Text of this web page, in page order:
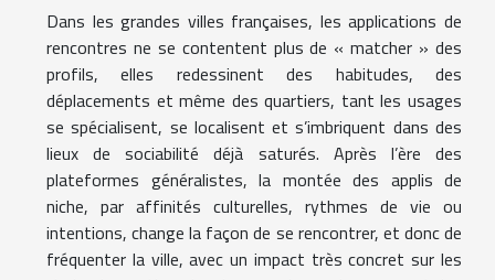
Dans les grandes villes françaises, les applications de
rencontres ne se contentent plus de « matcher » des
profils, elles redessinent des habitudes, des
déplacements et même des quartiers, tant les usages
se spécialisent, se localisent et s’imbriquent dans des
lieux de sociabilité déjà saturés. Après l’ère des
plateformes généralistes, la montée des applis de
niche, par affinités culturelles, rythmes de vie ou
intentions, change la façon de se rencontrer, et donc de
fréquenter la ville, avec un impact très concret sur les